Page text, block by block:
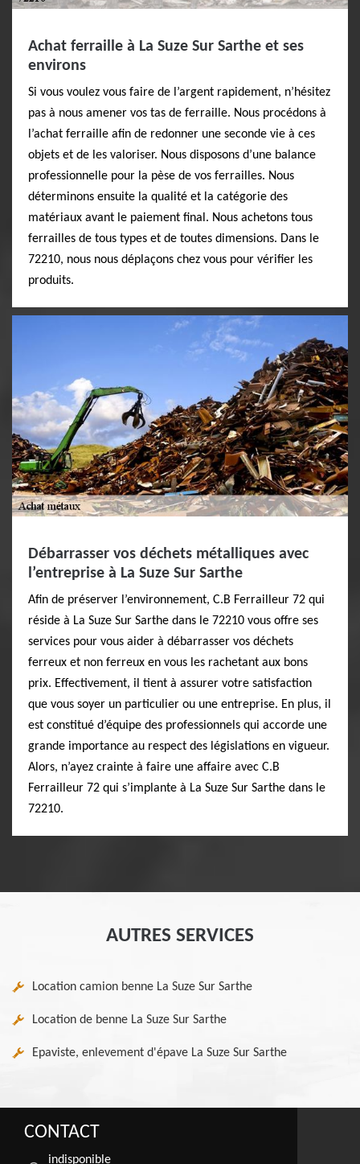
Achat ferraille à La Suze Sur Sarthe et ses
environs
Si vous voulez vous faire de l’argent rapidement, n’hésitez
pas à nous amener vos tas de ferraille. Nous procédons à
l’achat ferraille afin de redonner une seconde vie à ces
objets et de les valoriser. Nous disposons d’une balance
professionnelle pour la pèse de vos ferrailles. Nous
déterminons ensuite la qualité et la catégorie des
matériaux avant le paiement final. Nous achetons tous
ferrailles de tous types et de toutes dimensions. Dans le
72210, nous nous déplaçons chez vous pour vérifier les
produits.
Débarrasser vos déchets métalliques avec
l’entreprise à La Suze Sur Sarthe
Afin de préserver l’environnement, C.B Ferrailleur 72 qui
réside à La Suze Sur Sarthe dans le 72210 vous offre ses
services pour vous aider à débarrasser vos déchets
ferreux et non ferreux en vous les rachetant aux bons
prix. Effectivement, il tient à assurer votre satisfaction
que vous soyer un particulier ou une entreprise. En plus, il
est constitué d’équipe des professionnels qui accorde une
grande importance au respect des législations en vigueur.
Alors, n’ayez crainte à faire une affaire avec C.B
Ferrailleur 72 qui s’implante à La Suze Sur Sarthe dans le
72210.
AUTRES SERVICES
Location camion benne La Suze Sur Sarthe
Location de benne La Suze Sur Sarthe
Epaviste, enlevement d'épave La Suze Sur Sarthe
CONTACT
indisponible